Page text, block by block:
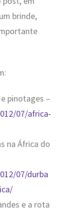
brinde,
pinotages –
07/africa-
na África do
07/durba
e a rota